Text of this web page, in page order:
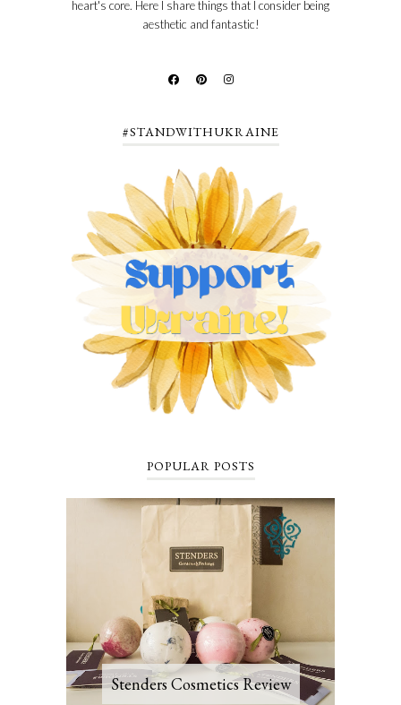
heart's core. Here I share things that I consider being
aesthetic and fantastic!
#STANDWITHUKRAINE
POPULAR POSTS
Stenders Cosmetics Review